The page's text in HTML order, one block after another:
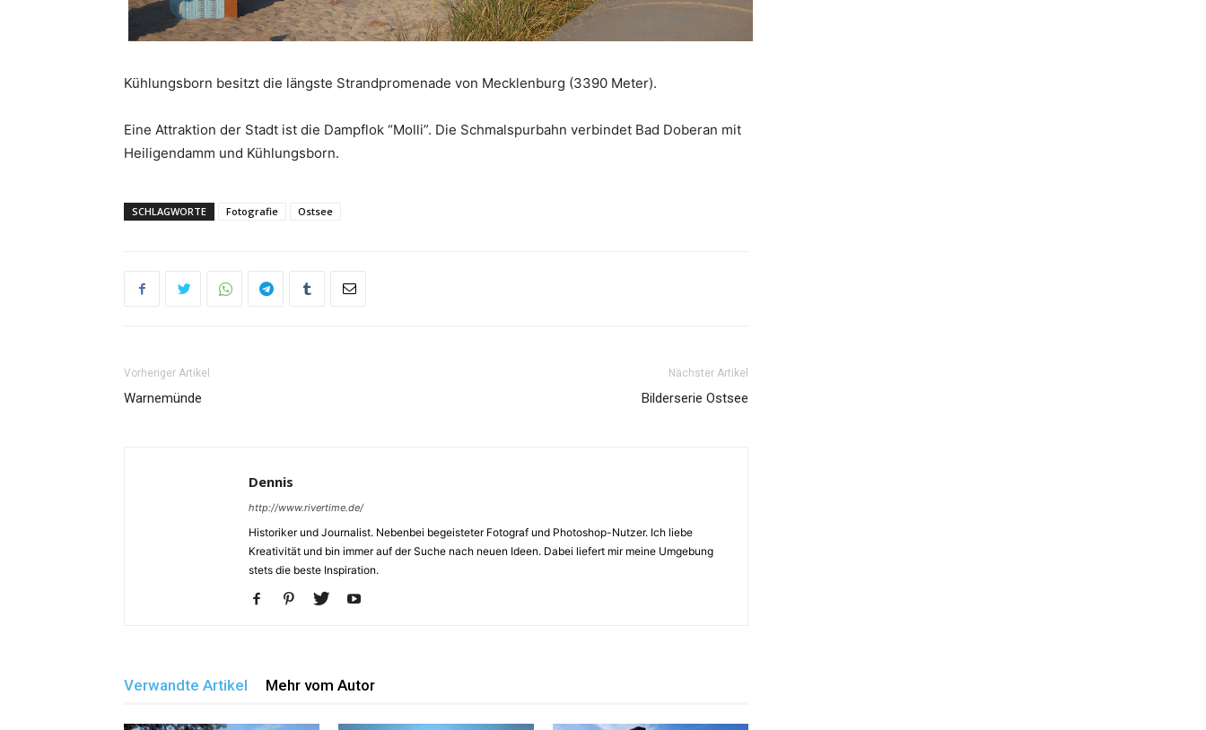
Kühlungsborn besitzt die längste Strandpromenade von Mecklenburg (3390 Meter).
Eine Attraktion der Stadt ist die Dampflok “Molli”. Die Schmalspurbahn verbindet Bad Doberan mit
Heiligendamm und Kühlungsborn.
SCHLAGWORTE Fotografie Ostsee
Vorheriger Artikel
Warnemünde
Nächster Artikel
Bilderserie Ostsee
Dennis
http://www.rivertime.de/
Historiker und Journalist. Nebenbei begeisteter Fotograf und Photoshop-Nutzer. Ich liebe
Kreativität und bin immer auf der Suche nach neuen Ideen. Dabei liefert mir meine Umgebung
stets die beste Inspiration.
Verwandte Artikel Mehr vom Autor